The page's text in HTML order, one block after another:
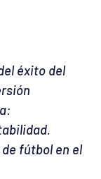
éxito del
fútbol en el